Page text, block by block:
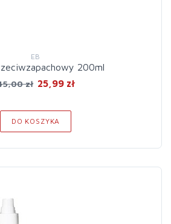
EB
200ml
zł 25,99 zł
DO KOSZYKA